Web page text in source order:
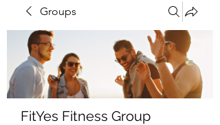
Groups
FitYes Fitness Group